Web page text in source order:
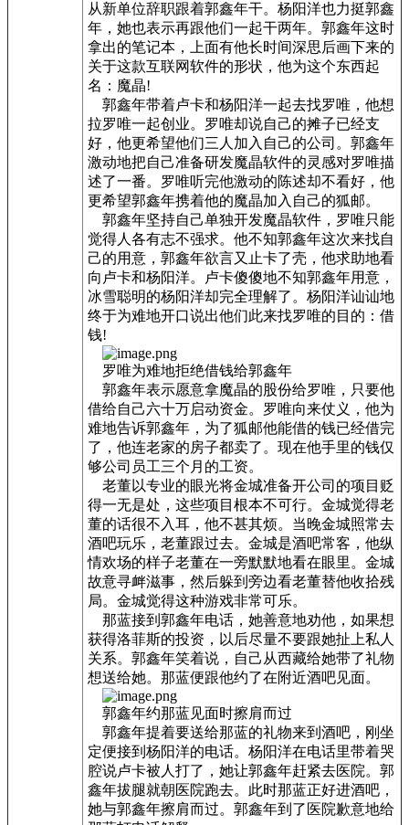
从新单位辞职跟着郭鑫年干。杨阳洋也力挺郭鑫
年，她也表示再跟他们一起干两年。郭鑫年这时
拿出的笔记本，上面有他长时间深思后画下来的
关于这款互联网软件的形状，他为这个东西起
名：魔晶!
郭鑫年带着卢卡和杨阳洋一起去找罗唯，他想
拉罗唯一起创业。罗唯却说自己的摊子已经支
好，他更希望他们三人加入自己的公司。郭鑫年
激动地把自己准备研发魔晶软件的灵感对罗唯描
述了一番。罗唯听完他激动的陈述却不看好，他
更希望郭鑫年携着他的魔晶加入自己的狐邮。
郭鑫年坚持自己单独开发魔晶软件，罗唯只能
觉得人各有志不强求。他不知郭鑫年这次来找自
己的用意，郭鑫年欲言又止卡了壳，他求助地看
向卢卡和杨阳洋。卢卡傻傻地不知郭鑫年用意，
冰雪聪明的杨阳洋却完全理解了。杨阳洋讪讪地
终于为难地开口说出他们此来找罗唯的目的：借
钱!
罗唯为难地拒绝借钱给郭鑫年
郭鑫年表示愿意拿魔晶的股份给罗唯，只要他
借给自己六十万启动资金。罗唯向来仗义，他为
难地告诉郭鑫年，为了狐邮他能借的钱已经借完
了，他连老家的房子都卖了。现在他手里的钱仅
够公司员工三个月的工资。
老董以专业的眼光将金城准备开公司的项目贬
得一无是处，这些项目根本不可行。金城觉得老
董的话很不入耳，他不甚其烦。当晚金城照常去
酒吧玩乐，老董跟过去。金城是酒吧常客，他纵
情欢场的样子老董在一旁默默地看在眼里。金城
故意寻衅滋事，然后躲到旁边看老董替他收拾残
局。金城觉得这种游戏非常可乐。
那蓝接到郭鑫年电话，她善意地劝他，如果想
获得洛菲斯的投资，以后尽量不要跟她扯上私人
关系。郭鑫年笑着说，自己从西藏给她带了礼物
想送给她。那蓝便跟他约了在附近酒吧见面。
郭鑫年约那蓝见面时擦肩而过
郭鑫年提着要送给那蓝的礼物来到酒吧，刚坐
定便接到杨阳洋的电话。杨阳洋在电话里带着哭
腔说卢卡被人打了，她让郭鑫年赶紧去医院。郭
鑫年拔腿就朝医院跑去。此时那蓝正好进酒吧，
她与郭鑫年擦肩而过。郭鑫年到了医院歉意地给